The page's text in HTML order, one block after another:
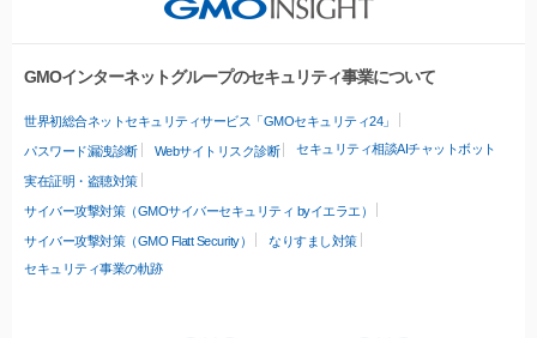
GMOインターネットグループのセキュリティ事業について
世界初総合ネットセキュリティサービス「GMOセキュリティ24」
パスワード漏洩診断 Webサイトリスク診断 セキュリティ相談AIチャットボット
実在証明・盗聴対策
サイバー攻撃対策（GMOサイバーセキュリティ byイエラエ）
サイバー攻撃対策（GMO Flatt Security）
なりすまし対策
セキュリティ事業の軌跡